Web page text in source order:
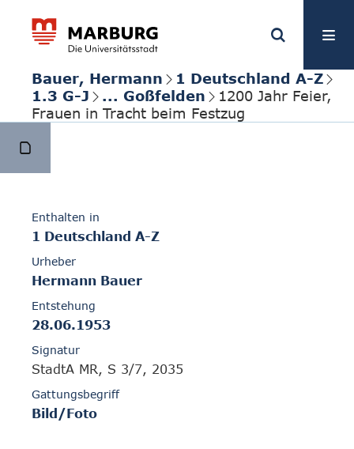
Bauer, Hermann
1 Deutschland A-Z
1.3 G-J
... Goßfelden
1200 Jahr Feier,
Frauen in Tracht beim Festzug
Enthalten in
1 Deutschland A-Z
Urheber
Hermann Bauer
Entstehung
28.06.1953
Signatur
StadtA MR, S 3/7, 2035
Gattungsbegriff
Bild/Foto